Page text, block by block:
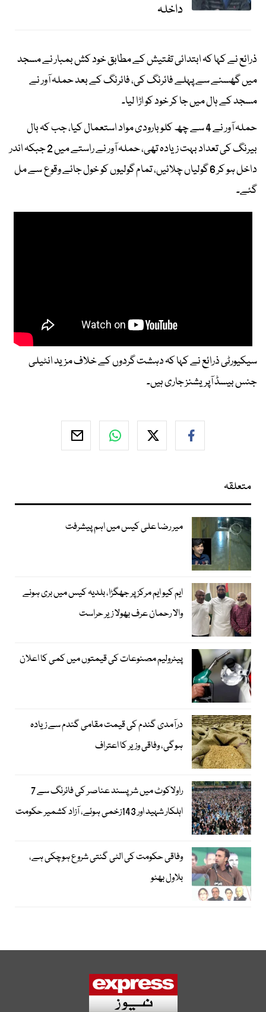
داخلہ
ذرائع نے کہا کہ ابتدائی تفتیش کے مطابق خود کش بمبار نے مسجد
میں گھسنے سے پہلے فائرنگ کی، فائرنگ کے بعد حملہ آور نے
مسجد کے ہال میں جا کر خود کو اڑا لیا۔
حملہ آور نے 4 سے چھ کلو بارودی مواد استعمال کیا، جب کہ بال
بیرنگ کی تعداد بہت زیادہ تھی، حملہ آور نے راستے میں 2 جبکہ اندر
داخل ہو کر 6 گولیاں چلائیں، تمام گولیوں کو خول جائے وقوع سے مل
گئے۔
سیکیورٹی ذرائع نے کہا کہ دہشت گردوں کے خلاف مزید انٹیلی
جنس بیسڈ آپریشنز جاری ہیں۔
متعلقہ
میر رضا علی کیس میں اہم پیشرفت
ایم کیو ایم مرکز پر جھگڑا، بلدیہ کیس میں بری ہونے
والا رحمان عرف بھولا زیر حراست
پیٹرولیم مصنوعات کی قیمتوں میں کمی کا اعلان
درآمدی گندم کی قیمت مقامی گندم سے زیادہ
ہوگی، وفاقی وزیر کا اعتراف
راولاکوٹ میں شرپسند عناصر کی فائرنگ سے 7
اہلکار شہید اور 143زخمی ہوئے، آزاد کشمیر حکومت
وفاقی حکومت کی الٹی گنتی شروع ہوچکی ہے،
بلاول بھٹو